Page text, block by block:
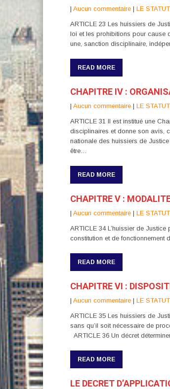
| Aucun commentaire | LE
ARTICLE 23 Les huissiers de
loi et les prohibitions pour cause
une, sanction disciplinaire,
READ MORE
CHAPITRE IV :
| Aucun commentaire | LE
ARTICLE 31 Il est institué une
disciplinaires et donne son avis,
nationale des huissiers de
être…
READ MORE
CHAPITRE V :
| Aucun commentaire | LE
ARTICLE 34 L’huissier de
constitution et de fonctionnement
READ MORE
CHAPITRE VI :
| Aucun commentaire | LE
ARTICLE 35 Les huissiers de
sans qu’il soit nécessaire de
ARTICLE 36 Un décret
READ MORE
LE DECRET